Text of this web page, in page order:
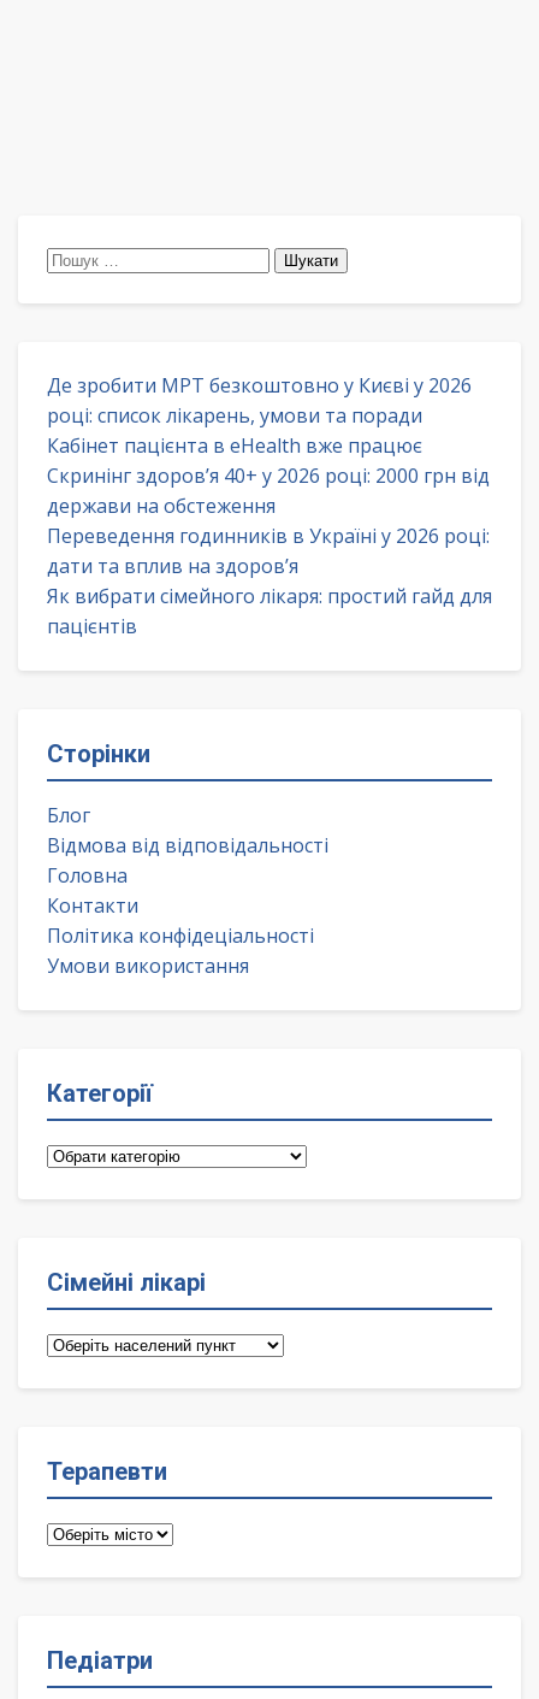
Пошук:
Де зробити МРТ безкоштовно у Києві у 2026
році: список лікарень, умови та поради
Кабінет пацієнта в eHealth вже працює
Скринінг здоров’я 40+ у 2026 році: 2000 грн від
держави на обстеження
Переведення годинників в Україні у 2026 році:
дати та вплив на здоров’я
Як вибрати сімейного лікаря: простий гайд для
пацієнтів
Сторінки
Блог
Відмова від відповідальності
Головна
Контакти
Політика конфідеціальності
Умови використання
Категорії
Категорії
Сімейні лікарі
Сімейні
Терапевти
Терапевти
Педіатри